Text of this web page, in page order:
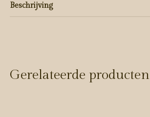
Beschrijving
Gerelateerde producten